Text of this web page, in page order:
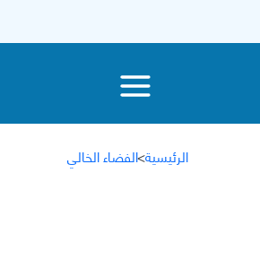
الرئيسية>الفضاء الخالي